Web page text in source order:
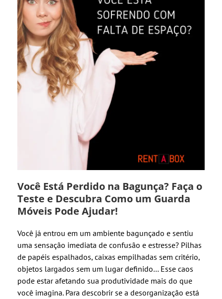
Você Está Perdido na Bagunça? Faça o
Teste e Descubra Como um Guarda
Móveis Pode Ajudar!
Você já entrou em um ambiente bagunçado e sentiu
uma sensação imediata de confusão e estresse? Pilhas
de papéis espalhados, caixas empilhadas sem critério,
objetos largados sem um lugar definido… Esse caos
pode estar afetando sua produtividade mais do que
você imagina. Para descobrir se a desorganização está